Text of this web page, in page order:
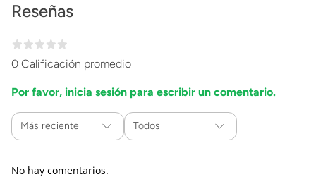
Reseñas
0 Calificación promedio
Por favor, inicia sesión para escribir un comentario.
Más reciente Todos
No hay comentarios.